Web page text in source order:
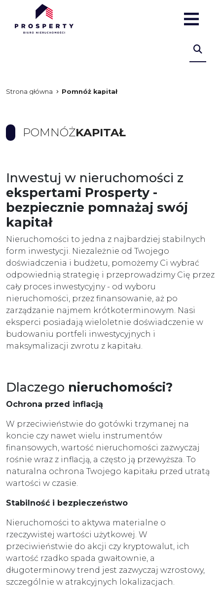
Strona główna Pomnóż kapitał
POMNÓŻKAPITAŁ
Inwestuj w nieruchomości z
ekspertami Prosperty -
bezpiecznie pomnażaj swój
kapitał
Nieruchomości to jedna z najbardziej stabilnych
form inwestycji. Niezależnie od Twojego
doświadczenia i budżetu, pomożemy Ci wybrać
odpowiednią strategię i przeprowadzimy Cię przez
cały proces inwestycyjny - od wyboru
nieruchomości, przez finansowanie, aż po
zarządzanie najmem krótkoterminowym. Nasi
eksperci posiadają wieloletnie doświadczenie w
budowaniu portfeli inwestycyjnych i
maksymalizacji zwrotu z kapitału.
Dlaczego nieruchomości?
Ochrona przed inflacją
W przeciwieństwie do gotówki trzymanej na
koncie czy nawet wielu instrumentów
finansowych, wartość nieruchomości zazwyczaj
rośnie wraz z inflacją, a często ją przewyższa. To
naturalna ochrona Twojego kapitału przed utratą
wartości w czasie.
Stabilność i bezpieczeństwo
Nieruchomości to aktywa materialne o
rzeczywistej wartości użytkowej. W
przeciwieństwie do akcji czy kryptowalut, ich
wartość rzadko spada gwałtownie, a
długoterminowy trend jest zazwyczaj wzrostowy,
szczególnie w atrakcyjnych lokalizacjach.